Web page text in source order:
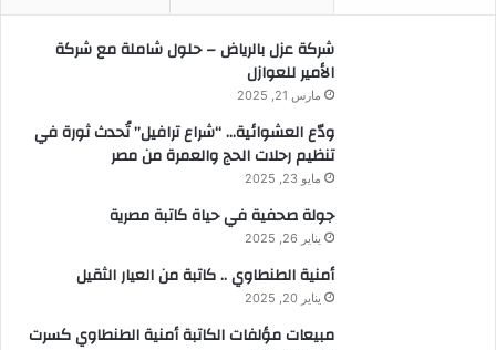
شركة عزل بالرياض – حلول شاملة مع شركة
الأمير للعوازل
مارس 21, 2025
ودّع العشوائية… “شراع ترافيل” تُحدث ثورة في
تنظيم رحلات الحج والعمرة من مصر
مايو 23, 2025
جولة صحفية في حياة كاتبة مصرية
يناير 26, 2025
أمنية الطنطاوي .. كاتبة من العيار الثقيل
يناير 20, 2025
مبيعات مؤلفات الكاتبة أمنية الطنطاوي كسرت